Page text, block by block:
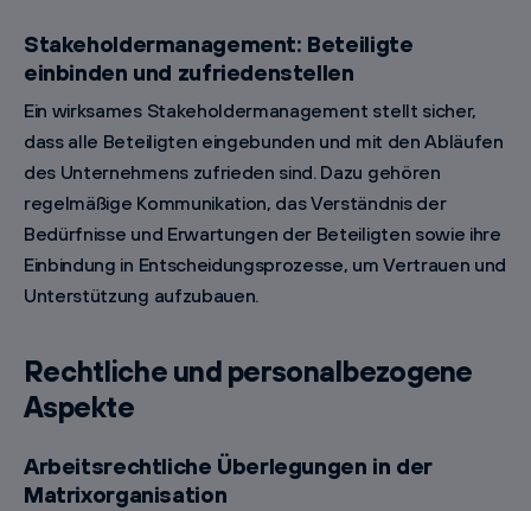
Stakeholdermanagement: Beteiligte
einbinden und zufriedenstellen
Ein wirksames Stakeholdermanagement stellt sicher,
dass alle Beteiligten eingebunden und mit den Abläufen
des Unternehmens zufrieden sind. Dazu gehören
regelmäßige Kommunikation, das Verständnis der
Bedürfnisse und Erwartungen der Beteiligten sowie ihre
Einbindung in Entscheidungsprozesse, um Vertrauen und
Unterstützung aufzubauen.
Rechtliche und personalbezogene
Aspekte
Arbeitsrechtliche Überlegungen in der
Matrixorganisation